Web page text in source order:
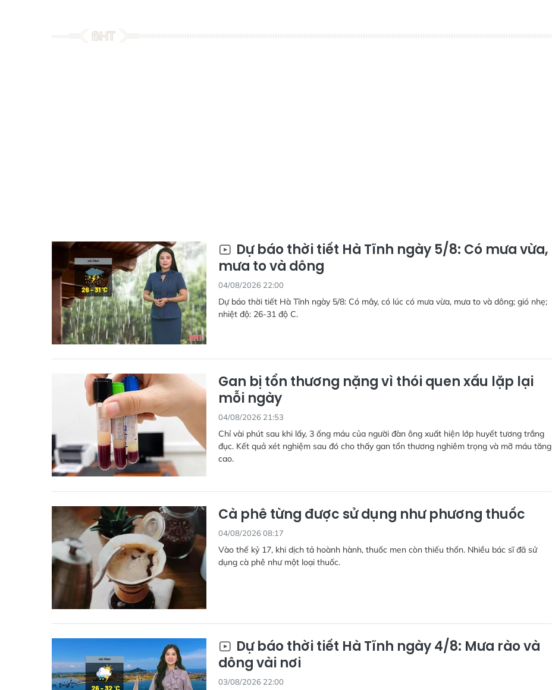
Dự báo thời tiết Hà Tĩnh ngày 5/8: Có mưa vừa,
mưa to và dông
04/08/2026 22:00
Dự báo thời tiết Hà Tĩnh ngày 5/8: Có mây, có lúc có mưa vừa, mưa to và dông; gió nhẹ;
nhiệt độ: 26-31 độ C.
Gan bị tổn thương nặng vì thói quen xấu lặp lại
mỗi ngày
04/08/2026 21:53
Chỉ vài phút sau khi lấy, 3 ống máu của người đàn ông xuất hiện lớp huyết tương trắng
đục. Kết quả xét nghiệm sau đó cho thấy gan tổn thương nghiêm trọng và mỡ máu tăng
cao.
Cà phê từng được sử dụng như phương thuốc
04/08/2026 08:17
Vào thế kỷ 17, khi dịch tả hoành hành, thuốc men còn thiếu thốn. Nhiều bác sĩ đã sử
dụng cà phê như một loại thuốc.
Dự báo thời tiết Hà Tĩnh ngày 4/8: Mưa rào và
dông vài nơi
03/08/2026 22:00